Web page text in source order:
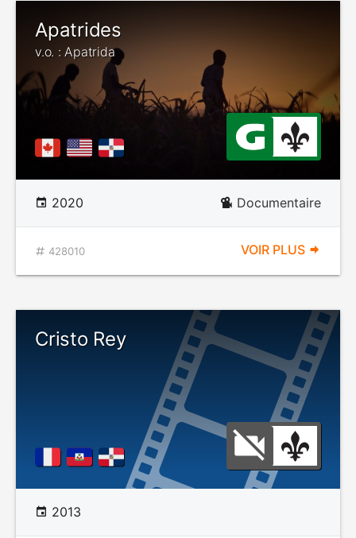
Apatrides
v.o. : Apatrida
2020 Documentaire
428010 VOIR PLUS
Cristo Rey
2013